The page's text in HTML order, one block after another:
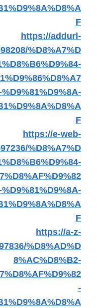
F
https://addurl-
%D8%A7%D
F
https://e-web-
%D8%A7%D
%D9%81%D9%8A-
F
https://a-z-
%D8%AD%D
8%AC%D8%B2-
-